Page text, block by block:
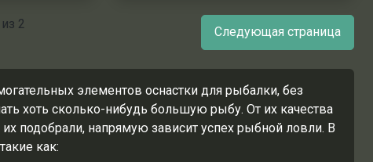
из 2
Следующая страница
элементов оснастки для рыбалки, без
хоть сколько-нибудь большую рыбу. От их качества
подобрали, напрямую зависит успех рыбной ловли. В
как: